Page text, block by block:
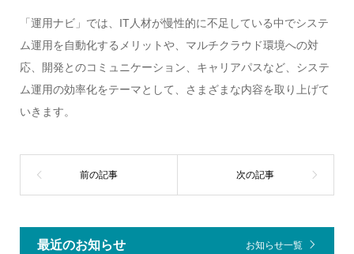
「運用ナビ」では、IT人材が慢性的に不足している中でシステ
ム運用を自動化するメリットや、マルチクラウド環境への対
応、開発とのコミュニケーション、キャリアパスなど、システ
ム運用の効率化をテーマとして、さまざまな内容を取り上げて
いきます。
最近のお知らせ お知らせ一覧